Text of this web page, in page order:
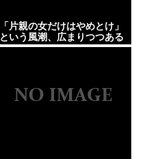
「片親の女だけはやめとけ」
という風潮、広まりつつある